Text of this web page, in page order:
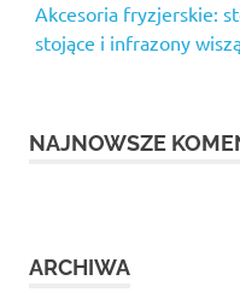
Akcesoria fryzjerskie:
stojące i infrazony
NAJNOWSZE
ARCHIWA